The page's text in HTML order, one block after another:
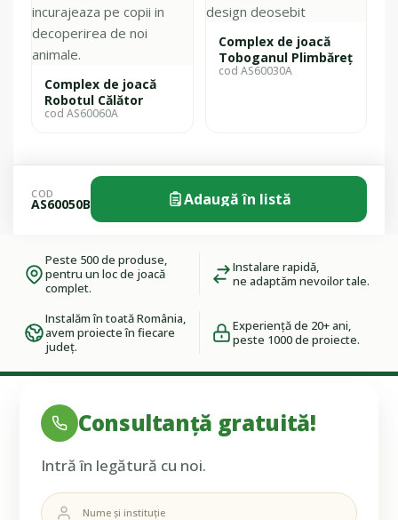
Complex de joacă
Robotul Călător
cod AS60060A
Complex de joacă
Toboganul Plimbăreț
cod AS60030A
COD
AS60050B Adaugă în listă
Peste 500 de produse,
pentru un loc de joacă
complet.
Instalare rapidă,
ne adaptăm nevoilor tale.
Instalăm în toată România,
avem proiecte în fiecare
județ.
Experiență de 20+ ani,
peste 1000 de proiecte.
Consultanță gratuită!
Intră în legătură cu noi.